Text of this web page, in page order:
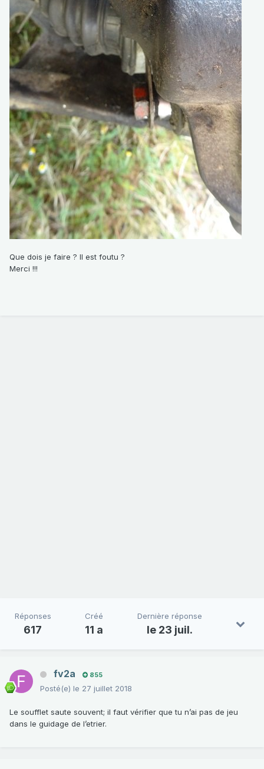
Que dois je faire ? Il est foutu ?
Merci !!!
Réponses
617
Créé
11 a
Dernière réponse
le 23 juil.
fv2a 855
Posté(e) le 27 juillet 2018
Le soufflet saute souvent; il faut vérifier que tu n’ai pas de jeu
dans le guidage de l’etrier.